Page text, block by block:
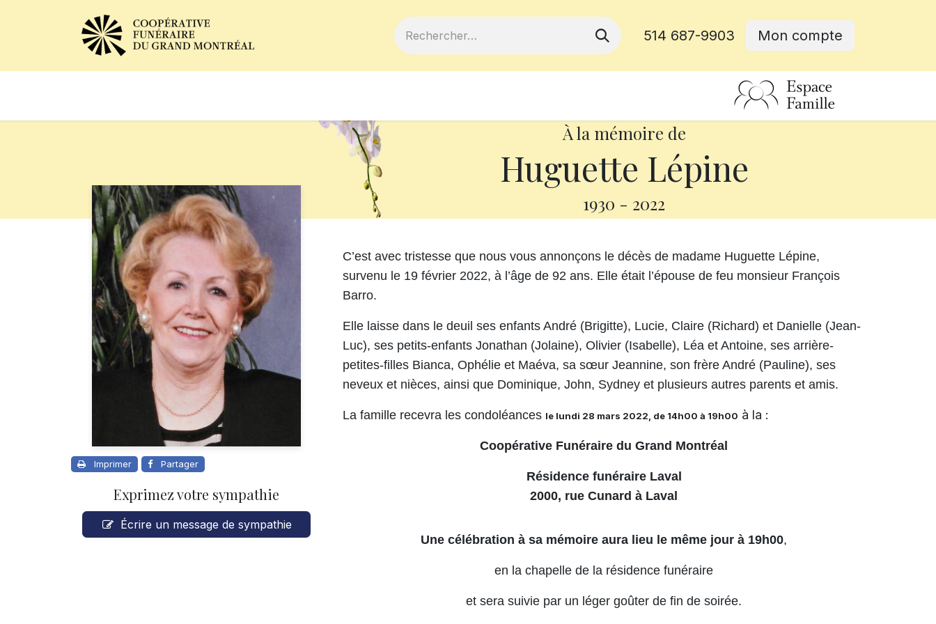
514 687-9903 Mon compte
À la mémoire de
Huguette Lépine
1930 - 2022
Imprimer Partager
Exprimez votre sympathie
Écrire un message de sympathie
C’est avec tristesse que nous vous annonçons le décès de madame Huguette Lépine,
survenu le 19 février 2022, à l’âge de 92 ans. Elle était l’épouse de feu monsieur François
Barro.
Elle laisse dans le deuil ses enfants André (Brigitte), Lucie, Claire (Richard) et Danielle (Jean-
Luc), ses petits-enfants Jonathan (Jolaine), Olivier (Isabelle), Léa et Antoine, ses arrière-
petites-filles Bianca, Ophélie et Maéva, sa sœur Jeannine, son frère André (Pauline), ses
neveux et nièces, ainsi que Dominique, John, Sydney et plusieurs autres parents et amis.
La famille recevra les condoléances le lundi 28 mars 2022, de 14h00 à 19h00 à la :
Coopérative Funéraire du Grand Montréal
Résidence funéraire Laval
2000, rue Cunard à Laval
Une célébration à sa mémoire aura lieu le même jour à 19h00,
en la chapelle de la résidence funéraire
et sera suivie par un léger goûter de fin de soirée.